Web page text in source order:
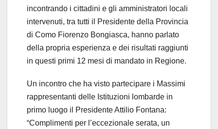
incontrando i cittadini e gli amministratori locali
intervenuti, tra tutti il Presidente della Provincia
di Como Fiorenzo Bongiasca, hanno parlato
della propria esperienza e dei risultati raggiunti
in questi primi 12 mesi di mandato in Regione.
Un incontro che ha visto partecipare i Massimi
rappresentanti delle Istituzioni lombarde in
primo luogo il Presidente Attilio Fontana:
“Complimenti per l’eccezionale serata, un